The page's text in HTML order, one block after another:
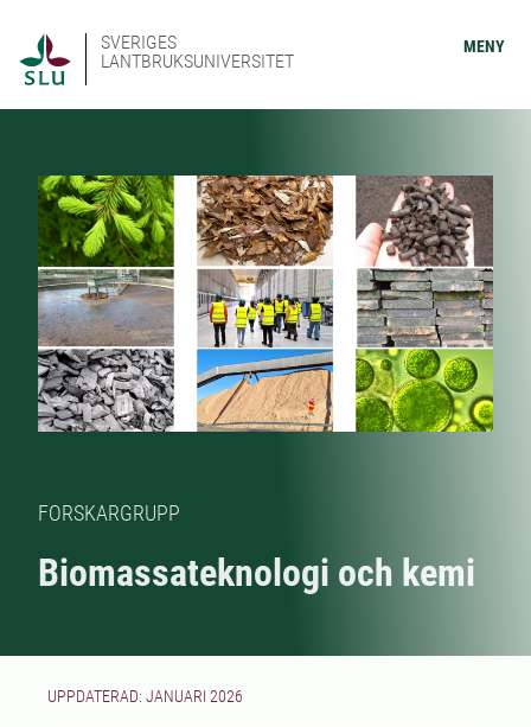
SVERIGES
LANTBRUKSUNIVERSITET
MENY
FORSKARGRUPP
Biomassateknologi och kemi
UPPDATERAD: JANUARI 2026